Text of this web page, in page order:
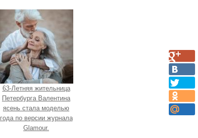
63-Летняя жительница
Петербурга Валентина
ясень стала моделью
года по версии журнала
Glamour.